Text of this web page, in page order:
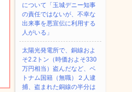
について「玉城デニー知事
の責任ではないが、不幸な
出来事を悪宣伝に利用する
人がいる」
太陽光発電所で、銅線およ
そ2.2トン（時価およそ330
万円相当）盗んだなど、ベ
トナム国籍（無職）２人逮
捕、盗まれた銅線の半分は